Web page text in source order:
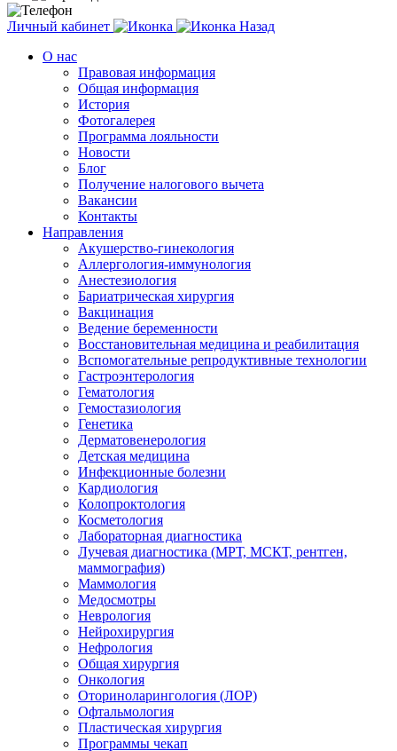
Личный кабинет
Назад
О нас
Правовая информация
Общая информация
История
Фотогалерея
Программа лояльности
Новости
Блог
Получение налогового вычета
Вакансии
Контакты
Направления
Акушерство-гинекология
Аллергология-иммунология
Анестезиология
Бариатрическая хирургия
Вакцинация
Ведение беременности
Восстановительная медицина и реабилитация
Вспомогательные репродуктивные технологии
Гастроэнтерология
Гематология
Гемостазиология
Генетика
Дерматовенерология
Детская медицина
Инфекционные болезни
Кардиология
Колопроктология
Косметология
Лабораторная диагностика
Лучевая диагностика (МРТ, МСКТ, рентген,
маммография)
Маммология
Медосмотры
Неврология
Нейрохирургия
Нефрология
Общая хирургия
Онкология
Оториноларингология (ЛОР)
Офтальмология
Пластическая хирургия
Программы чекап